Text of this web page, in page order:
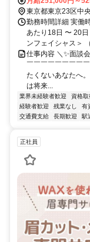
東京都東京23区中
勤務時間詳細 実働
あたり18日 〜 20
ンフェイシャス＞
仕事内容 ＼✨面談
￣￣￣￣￣￣￣￣
たくないあなたへ
は将来...
業界未経験者歓迎 資格取
経験者歓迎
残業なし 有
交通費支給
長期歓迎 駅
正社員